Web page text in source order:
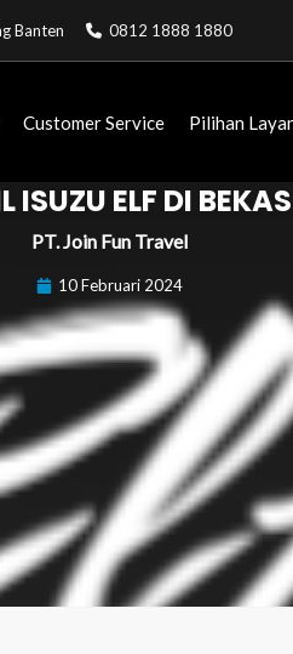
Banten 0812 1888 1880
Customer Service Pilihan
ELF DI
PT. Join Fun Travel
10 Februari 2024